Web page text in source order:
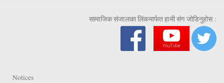
सामाजिक संजालका लिंकमार्फत हामी संग जोडिनुहोस :
Notices